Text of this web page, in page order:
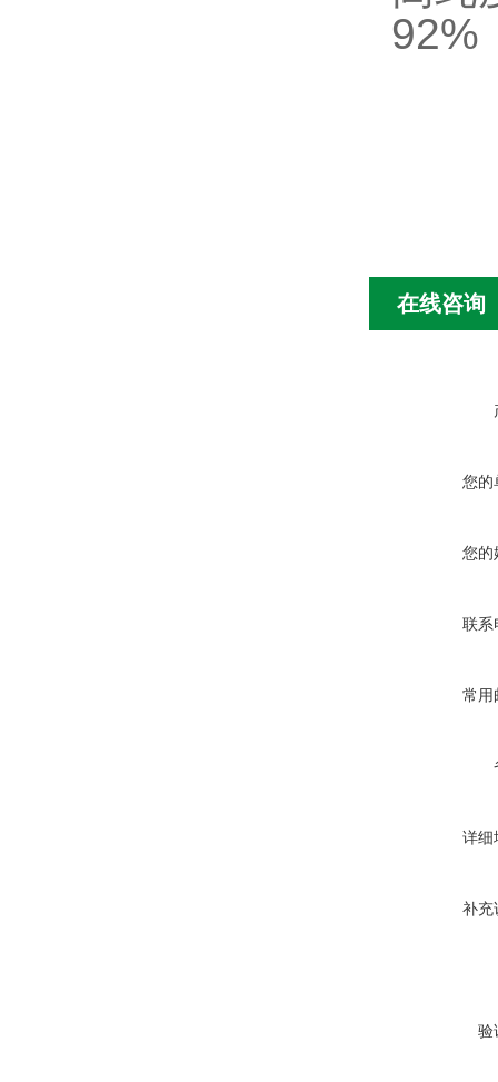
92%
在线咨询
您的
您的
联系
常用
详细
补充
验